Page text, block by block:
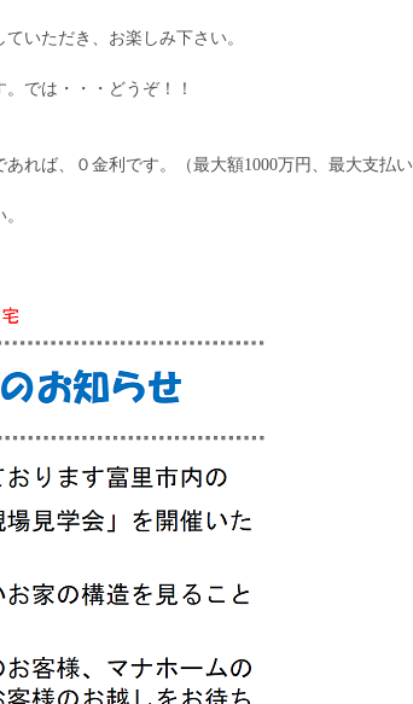
いただき、お楽しみ下さい。
では・・・どうぞ！！
れば、０金利です。（最大額1000万円、最大支払い